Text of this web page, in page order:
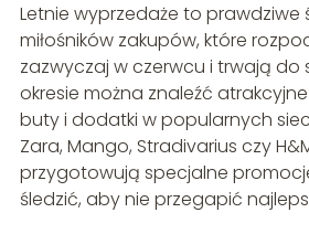
Letnie wyprzedaże to prawdziwe
miłośników zakupów, które
zazwyczaj w czerwcu i trwają do
okresie można znaleźć
buty i dodatki w popularnych
Zara, Mango, Stradivarius czy
przygotowują specjalne
śledzić, aby nie przegapić